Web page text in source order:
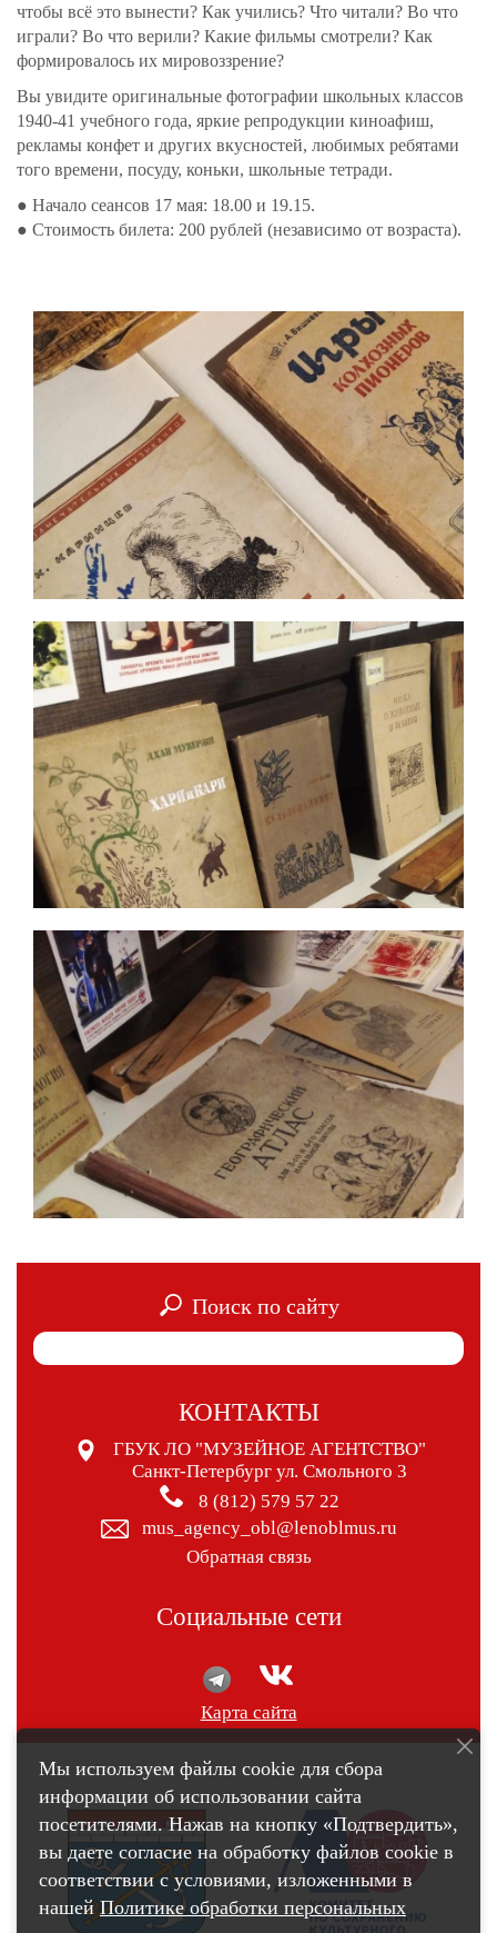
чтобы всё это вынести? Как учились? Что читали? Во что
играли? Во что верили? Какие фильмы смотрели? Как
формировалось их мировоззрение?
Вы увидите оригинальные фотографии школьных классов
1940-41 учебного года, яркие репродукции киноафиш,
рекламы конфет и других вкусностей, любимых ребятами
того времени, посуду, коньки, школьные тетради.
● Начало сеансов 17 мая: 18.00 и 19.15.
● Стоимость билета: 200 рублей (независимо от возраста).
Поиск по сайту
КОНТАКТЫ
ГБУК ЛО "МУЗЕЙНОЕ АГЕНТСТВО"
Санкт-Петербург ул. Смольного 3
8 (812) 579 57 22
mus_agency_obl@lenoblmus.ru
Обратная связь
Социальные сети
Карта сайта
Мы используем файлы cookie для сбора
информации об использовании сайта
посетителями. Нажав на кнопку «Подтвердить»,
вы даете согласие на обработку файлов cookie в
соответствии с условиями, изложенными в
нашей Политике обработки персональных